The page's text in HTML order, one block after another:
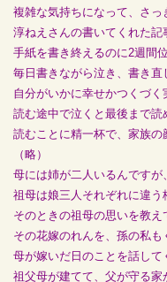
複雑な気持ちになって、さっ
淳ねえさんの書いてくれた記
手紙を書き終えるのに2週間
毎日書きながら泣き、書き直
自分がいかに幸せかつくづく
読む途中で泣くと最後まで読
読むことに精一杯で、家族の
（略）
母には姉が二人いるんですが、
祖母は娘三人それぞれに違う
そのときの祖母の思いを教え
その花嫁のれんを、孫の私も
母が嫁いだ日のことを話して
祖父母が建てて、父が守る家